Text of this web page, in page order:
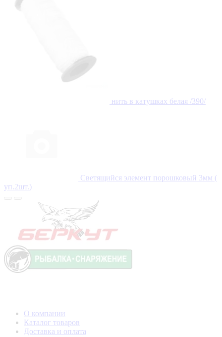
нить в катушках белая /390/
Светящийся элемент порошковый 3мм (
уп.2шт.)
О компании
Каталог товаров
Доставка и оплата